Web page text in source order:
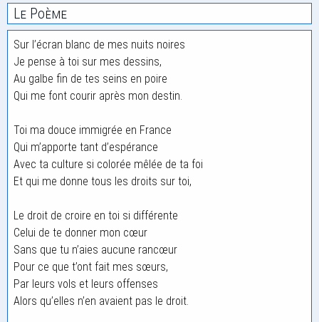
Le Poème
Sur l’écran blanc de mes nuits noires
Je pense à toi sur mes dessins,
Au galbe fin de tes seins en poire
Qui me font courir après mon destin.
Toi ma douce immigrée en France
Qui m’apporte tant d’espérance
Avec ta culture si colorée mêlée de ta foi
Et qui me donne tous les droits sur toi,
Le droit de croire en toi si différente
Celui de te donner mon cœur
Sans que tu n’aies aucune rancœur
Pour ce que t’ont fait mes sœurs,
Par leurs vols et leurs offenses
Alors qu’elles n’en avaient pas le droit.